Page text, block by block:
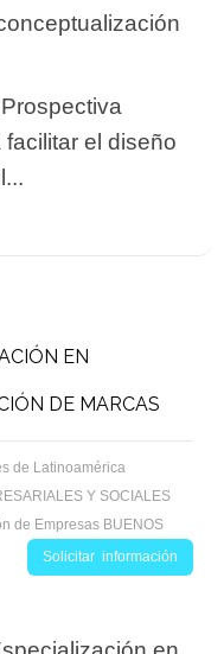
el diseño
EN
DE MARCAS
de Latinoamérica
Y SOCIALES
de Empresas BUENOS
Solicitar información